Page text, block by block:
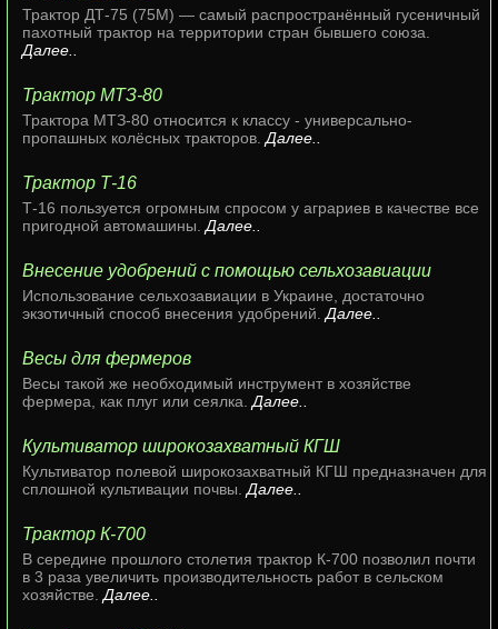
Трактор ДТ-75 (75М) — самый распространённый гусеничный
пахотный трактор на территории стран бывшего союза.
Далее..
Трактор МТЗ-80
Трактора МТЗ-80 относится к классу - универсально-
пропашных колёсных тракторов. Далее..
Трактор Т-16
Т-16 пользуется огромным спросом у аграриев в качестве все
пригодной автомашины. Далее..
Внесение удобрений с помощью сельхозавиации
Использование сельхозавиации в Украине, достаточно
экзотичный способ внесения удобрений. Далее..
Весы для фермеров
Весы такой же необходимый инструмент в хозяйстве
фермера, как плуг или сеялка. Далее..
Культиватор широкозахватный КГШ
Культиватор полевой широкозахватный КГШ предназначен для
сплошной культивации почвы. Далее..
Трактор К-700
В середине прошлого столетия трактор К-700 позволил почти
в 3 раза увеличить производительность работ в сельском
хозяйстве. Далее..